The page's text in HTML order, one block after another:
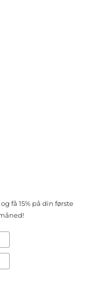
få 15% på din første